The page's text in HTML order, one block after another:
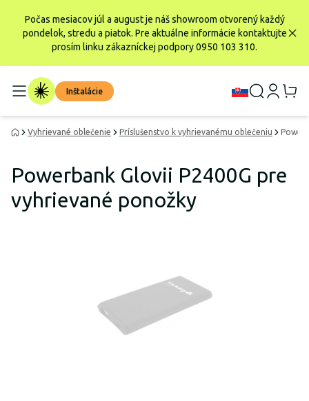
Počas mesiacov júl a august je náš showroom otvorený každý
pondelok, stredu a piatok. Pre aktuálne informácie kontaktujte
prosím linku zákazníckej podpory 0950 103 310.
Inštalácie
Vyhrievané oblečenie Príslušenstvo k vyhrievanému oblečeniu
Powerbank Glovii P2400G pre
vyhrievané ponožky